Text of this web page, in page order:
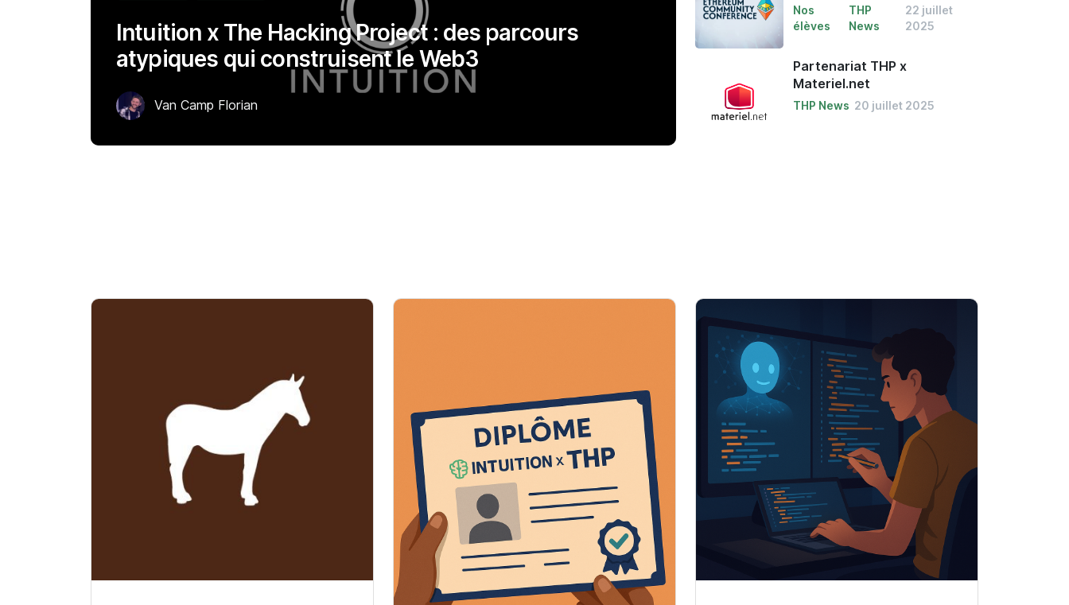
Intuition x The Hacking Project : des parcours
atypiques qui construisent le Web3
Van Camp Florian
Nos
élèves
THP
News
22 juillet
2025
Partenariat THP x
Materiel.net
THP News 20 juillet 2025